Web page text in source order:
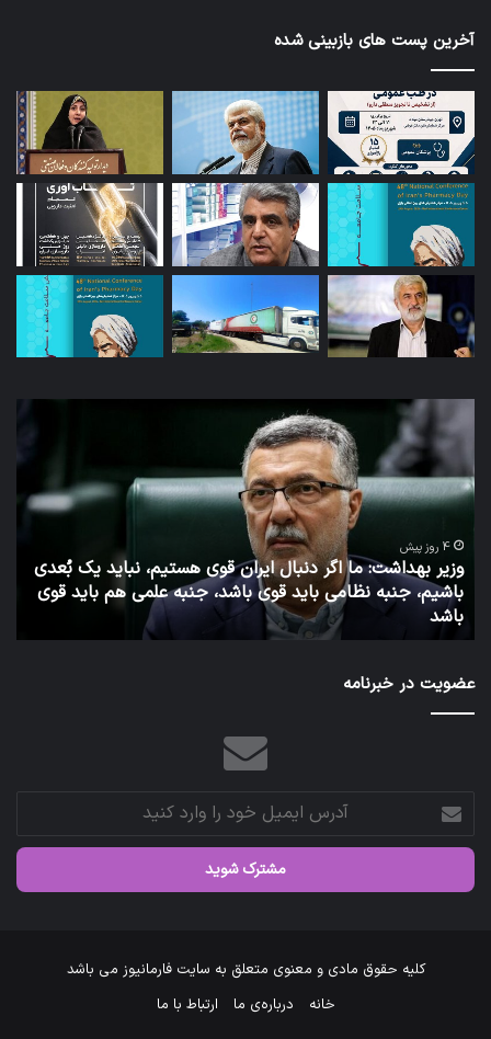
آخرین پست های بازبینی شده
توئیت
دکتر
جهانپور
مدیر
سابق
عمومی
وزارت
بهداشت
7 روز پیش
توئیت دکتر جهانپور مدیر سابق روابط عمومی وزارت بهداشت
عضویت در خبرنامه
آدرس
ایمیل
خود
وارد
کلیه حقوق مادی و معنوی متعلق به سایت فارمانیوز می باشد
خانه
درباره‌ی ما ارتباط با ما